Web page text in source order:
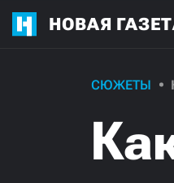
НОВАЯ
СЮЖЕТЫ